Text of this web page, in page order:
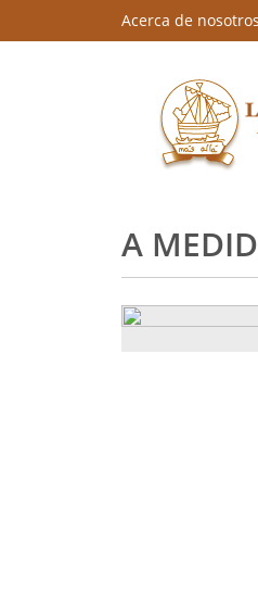
Acerca de nosotros
A